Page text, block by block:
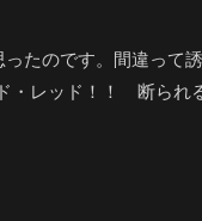
ったのです。間違っ
レッド！！ 断られ